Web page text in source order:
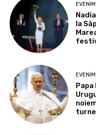
la
Papa